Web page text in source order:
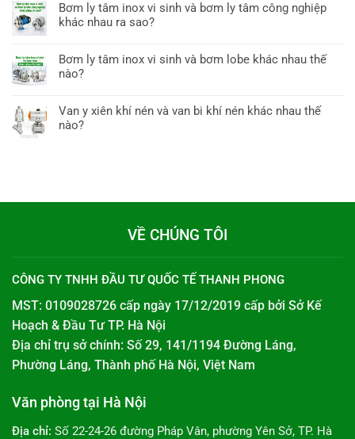
Bơm ly tâm inox vi sinh và bơm ly tâm công nghiệp
khác nhau ra sao?
Bơm ly tâm inox vi sinh và bơm lobe khác nhau thế
nào?
Van y xiên khí nén và van bi khí nén khác nhau thế
nào?
VỀ CHÚNG TÔI
CÔNG TY TNHH ĐẦU TƯ QUỐC TẾ THANH PHONG
MST: 0109028726 cấp ngày 17/12/2019 cấp bởi Sở Kế
Hoạch & Đầu Tư TP. Hà Nội
Địa chỉ trụ sở chính: Số 29, 141/1194 Đường Láng,
Phường Láng, Thành phố Hà Nội, Việt Nam
Văn phòng tại Hà Nội
Địa chỉ: Số 22-24-26 đường Pháp Vân, phường Yên Sở, TP. Hà